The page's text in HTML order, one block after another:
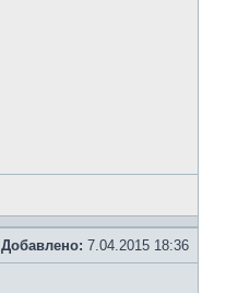
Добавлено: 7.04.2015 18:36